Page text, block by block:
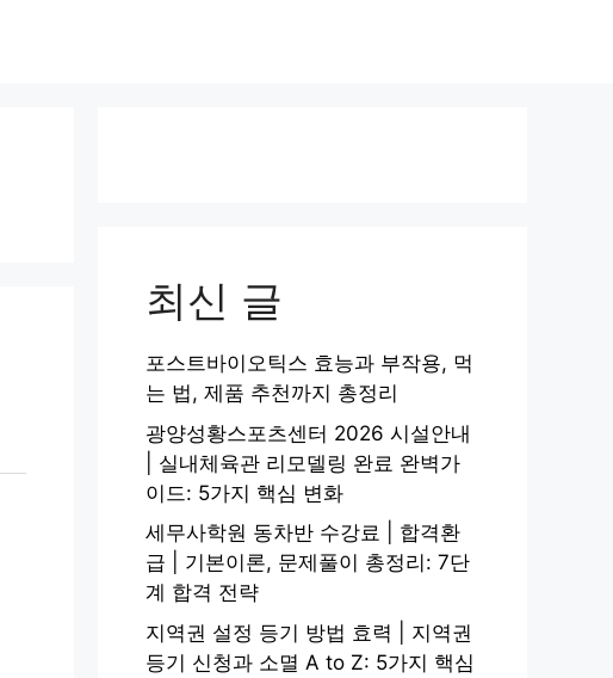
최신 글
포스트바이오틱스 효능과 부작용, 먹
는 법, 제품 추천까지 총정리
광양성황스포츠센터 2026 시설안내
| 실내체육관 리모델링 완료 완벽가
이드: 5가지 핵심 변화
세무사학원 동차반 수강료 | 합격환
급 | 기본이론, 문제풀이 총정리: 7단
계 합격 전략
지역권 설정 등기 방법 효력 | 지역권
등기 신청과 소멸 A to Z: 5가지 핵심